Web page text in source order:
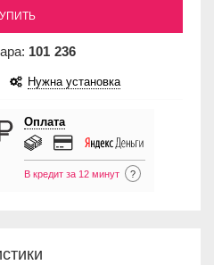
101 236
Нужна установка
Оплата
В кредит за 12 минут ?